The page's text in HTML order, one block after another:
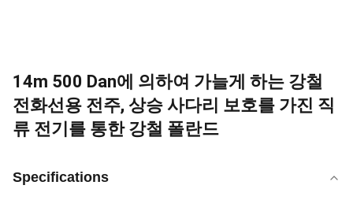
14m 500 Dan에 의하여 가늘게 하는 강철
전화선용 전주, 상승 사다리 보호를 가진 직
류 전기를 통한 강철 폴란드
Specifications